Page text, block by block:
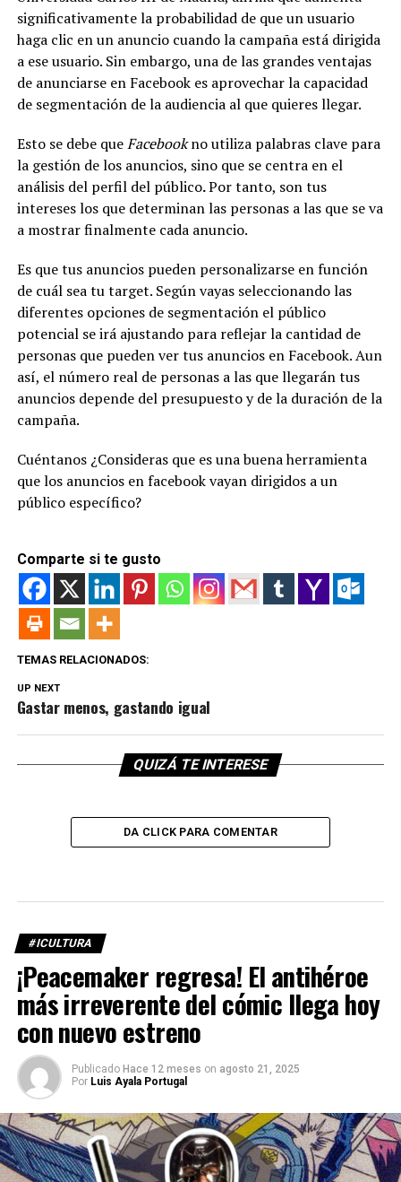
significativamente la probabilidad de que un usuario
haga clic en un anuncio cuando la campaña está dirigida
a ese usuario. Sin embargo, una de las grandes ventajas
de anunciarse en Facebook es aprovechar la capacidad
de segmentación de la audiencia al que quieres llegar.
Esto se debe queFacebookno utiliza palabras clave para
la gestión de los anuncios, sino que se centra en el
análisis del perfil del público.Por tanto, son tus
intereses los que determinan las personas a las que se va
a mostrar finalmente cada anuncio.
Es que tus anuncios pueden personalizarse en función
de cuál sea tu target. Según vayas seleccionando las
diferentes opciones de segmentación el público
potencial se irá ajustando para reflejar la cantidad de
personas que pueden ver tus anuncios en Facebook. Aun
así, el número real de personas a las que llegarán tus
anuncios depende del presupuesto y de la duración de la
campaña.
Cuéntanos ¿Consideras que es una buena herramienta
que los anuncios en facebook vayan dirigidos a un
público específico?
Comparte si te gusto
TEMAS RELACIONADOS:
UP NEXT
Gastar menos, gastando igual
QUIZÁ TE INTERESE
DA CLICK PARA COMENTAR
#ICULTURA
¡Peacemaker regresa! El antihéroe
más irreverente del cómic llega hoy
con nuevo estreno
Publicado Hace 12 meses on agosto 21, 2025
Por Luis Ayala Portugal